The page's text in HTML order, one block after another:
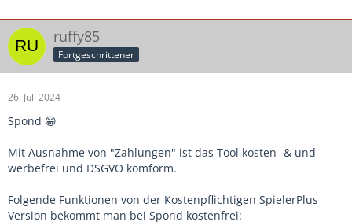
ruffy85
Fortgeschrittener
26. Juli 2024
Spond 😁
Mit Ausnahme von "Zahlungen" ist das Tool kosten- & und
werbefrei und DSGVO komform.
Folgende Funktionen von der Kostenpflichtigen SpielerPlus
Version bekommt man bei Spond kostenfrei: